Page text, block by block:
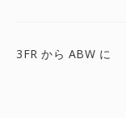
3FR から ABW に